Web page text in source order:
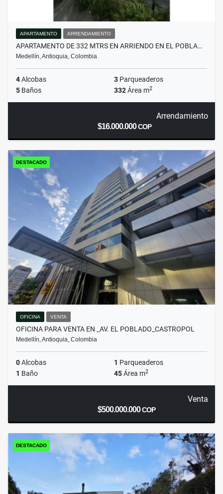
APARTAMENTO ARRENDAMIENTO
APARTAMENTO DE 332 MTRS EN ARRIENDO EN EL POBLA…
Medellín, Antioquia, Colombia
4Alcobas 3 Parqueaderos
5 Baños 332Área m2
Arrendamiento
$16.000.000COP
DESTACADO
OFICINA VENTA
OFICINA PARA VENTA EN _AV. EL POBLADO_CASTROPOL
Medellín, Antioquia, Colombia
0Alcobas 1 Parqueaderos
1 Baño 45Área m2
Venta
$500.000.000COP
DESTACADO